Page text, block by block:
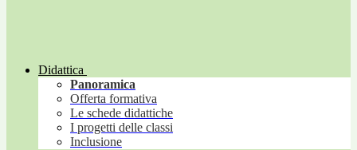
Didattica
Panoramica
Offerta formativa
Le schede didattiche
I progetti delle classi
Inclusione